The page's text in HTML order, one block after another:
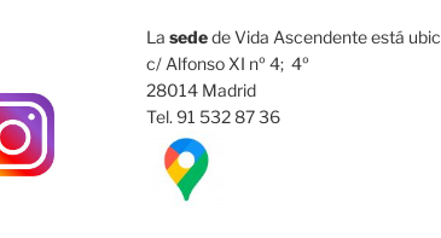
La sedede Vida Ascendente está
c/ Alfonso XI nº 4; 4º
28014 Madrid
Tel. 91 532 87 36